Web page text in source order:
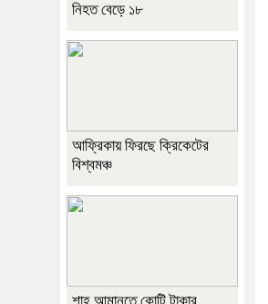
নিহত বেড়ে ১৮
আফ্রিকায় ফিরছে ক্রিকেটের
বিশ্বমঞ্চ